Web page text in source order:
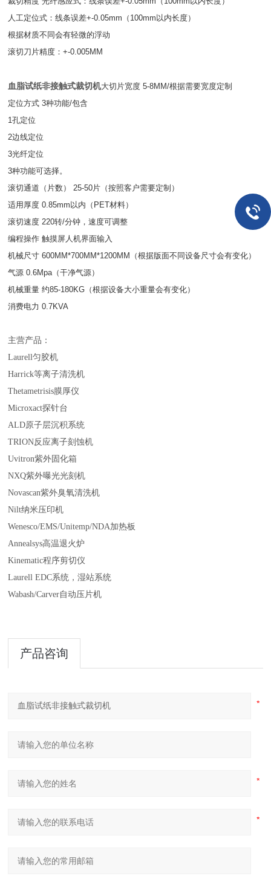
人工定位式：线条误差+-0.05mm（100mm以内长度）
根据材质不同会有轻微的浮动
滚切刀片精度：+-0.005MM
血脂试纸非接触式裁切机大切片宽度 5-8MM/根据需要宽度定制
定位方式 3种功能/包含
1孔定位
2边线定位
3光纤定位
3种功能可选择。
滚切通道（片数） 25-50片（按照客户需要定制）
适用厚度 0.85mm以内（PET材料）
滚切速度 220转/分钟，速度可调整
编程操作 触摸屏人机界面输入
机械尺寸 600MM*700MM*1200MM（根据版面不同设备尺寸会有变化）
气源 0.6Mpa（干净气源）
机械重量 约85-180KG（根据设备大小重量会有变化）
消费电力 0.7KVA
主营产品：
Laurell匀胶机
Harrick等离子清洗机
Thetametrisis膜厚仪
Microxact探针台
ALD原子层沉积系统
TRION反应离子刻蚀机
Uvitron紫外固化箱
NXQ紫外曝光光刻机
Novascan紫外臭氧清洗机
Nilt纳米压印机
Wenesco/EMS/Unitemp/NDA加热板
Annealsys高温退火炉
Kinematic程序剪切仪
Laurell EDC系统，湿站系统
Wabash/Carver自动压片机
产品咨询